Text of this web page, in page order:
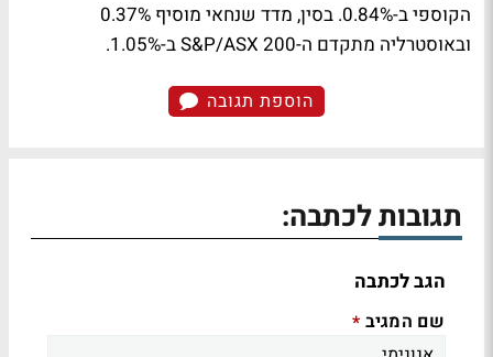
הקוספי ב-0.84%. בסין, מדד שנחאי מוסיף 0.37%
ובאוסטרליה מתקדם ה-S&P/ASX 200 ב-1.05%.
הוספת תגובה
תגובות לכתבה:
הגב לכתבה
שם המגיב *